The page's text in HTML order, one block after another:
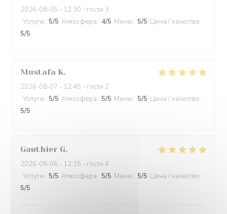
2026-08-05 - 12:30 - гости 3
Услуги : 5/5 Атмосфера : 4/5 Меню : 5/5 Цена / качество :
5/5
Mustafa K
2026-08-07 - 12:45 - гости 2
Услуги : 5/5 Атмосфера : 5/5 Меню : 5/5 Цена / качество :
5/5
Gauthier G
2026-08-06 - 12:15 - гости 4
Услуги : 5/5 Атмосфера : 5/5 Меню : 5/5 Цена / качество :
5/5